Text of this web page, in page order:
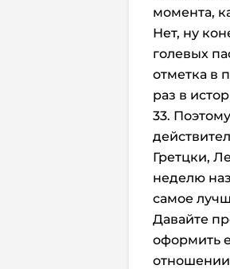
момента,
Нет, ну
голевых
отметка в
раз в
33.
Гретцки,
неделю
самое
Давайте
оформить
отношении